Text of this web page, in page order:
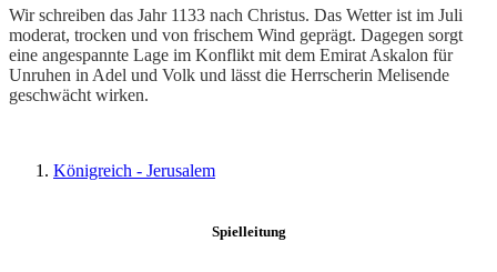
Wir schreiben das Jahr 1133 nach Christus. Das Wetter ist im Juli
moderat, trocken und von frischem Wind geprägt. Dagegen sorgt
eine angespannte Lage im Konflikt mit dem Emirat Askalon für
Unruhen in Adel und Volk und lässt die Herrscherin Melisende
geschwächt wirken.
Königreich - Jerusalem
Spielleitung